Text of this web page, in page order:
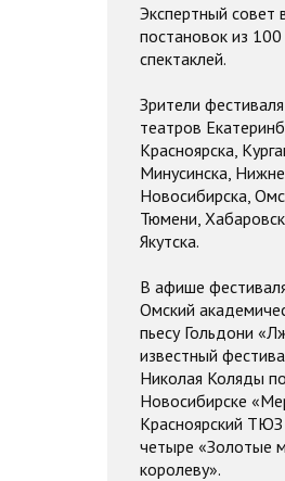
Экспертный совет
постановок из
спектаклей.
Зрители
театров
Красноярска,
Минусинска,
Новосибирска,
Тюмени,
Якутска.
В афише
Омский
пьесу Гольдони
известный
Николая Коляды
Новосибирске
Красноярский
четыре «Золотые
королеву».